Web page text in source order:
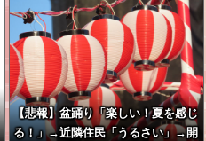
【悲報】盆踊り「楽しい！夏を感じ
る！」→近隣住民「うるさい」→開